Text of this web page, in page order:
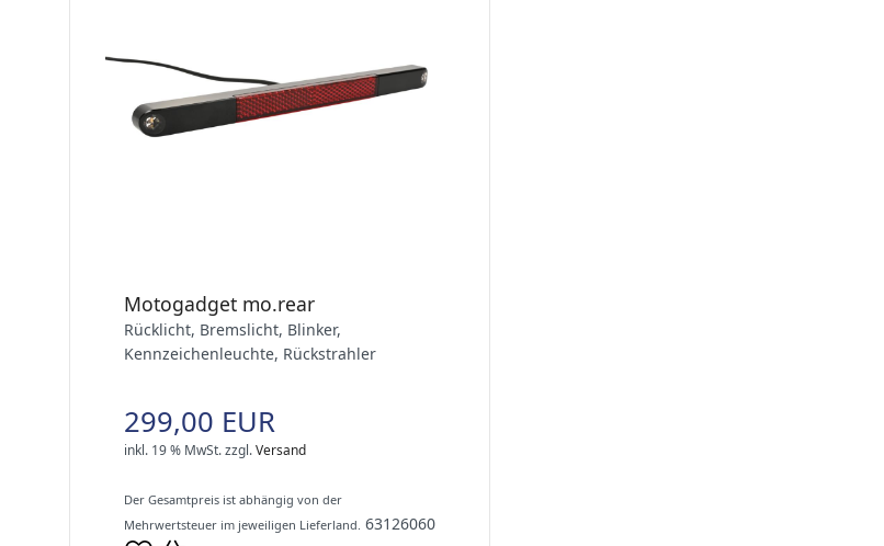
Motogadget mo.rear
Rücklicht, Bremslicht, Blinker,
Kennzeichenleuchte, Rückstrahler
299,00 EUR
inkl. 19 % MwSt.zzgl.Versand
Der Gesamtpreis ist abhängig von der
Mehrwertsteuer im jeweiligen Lieferland. 63126060